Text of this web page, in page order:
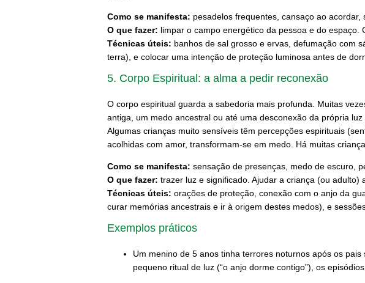
Como se manifesta: pesadelos frequentes, cansaço ao
O que fazer: limpar o campo energético da pessoa e do espaço.
Técnicas úteis: banhos de sal grosso e ervas, defumação com
terra), e colocar uma intenção de proteção luminosa antes de
5. Corpo Espiritual: a alma a pedir reconexão
O corpo espiritual guarda a sabedoria mais profunda. Muitas
antiga, um medo ancestral ou até uma desconexão da própria luz
Algumas crianças muito sensíveis têm percepções espirituais
acolhidas com amor, transformam-se em medo. Há muitas
Como se manifesta: sensação de presenças, medo de escuro,
O que fazer: trazer luz e significado. Ajudar a criança (ou adulto)
Técnicas úteis: orações de proteção, conexão com o anjo da
curar memórias ancestrais e ir à origem destes medos), e
Exemplos práticos
Um menino de 5 anos tinha terrores noturnos após os
pequeno ritual de luz (“o anjo dorme contigo”), os